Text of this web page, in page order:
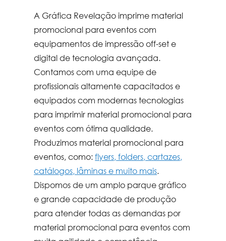
A Gráfica Revelação imprime material
promocional para eventos com
equipamentos de impressão off-set e
digital de tecnologia avançada.
Contamos com uma equipe de
profissionais altamente capacitados e
equipados com modernas tecnologias
para imprimir material promocional para
eventos com ótima qualidade.
Produzimos material promocional para
eventos, como:flyers, folders, cartazes,
catálogos, lâminas e muito mais.
Dispomos de um amplo parque gráfico
e grande capacidade de produção
para atender todas as demandas por
material promocional para eventos com